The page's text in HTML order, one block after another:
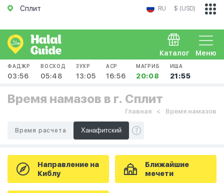
Сплит RU $ (USD)
Меню
Каталог
ФАДЖР
03:56
ВОСХОД
05:48
ЗУХР
13:05
АСР
16:56
МАГРИБ
20:08
ИША
21:55
Время намазов в г. Сплит
Главная Время намазов
Время расчета
Направление на
Киблу
Ближайшие
мечети